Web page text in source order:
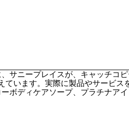
サニープレイスが、キャッチコ
います。実際に製品やサービス
ボディケアソープ、プラチナア